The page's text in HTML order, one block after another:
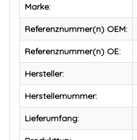
Marke:
Referenznummer(n) OEM:
Referenznummer(n) OE:
Hersteller:
Herstellernummer:
Lieferumfang: